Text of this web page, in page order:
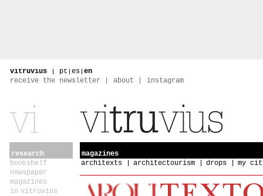
vitruvius | pt | es | en
receive the newsletter
about instagram
research
bookshelf
newspaper
magazines
in vitruvius
magazines
architexts
architectourism drops my